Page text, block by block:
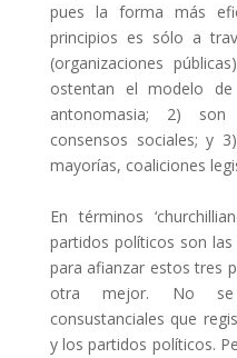
pues la forma más
principios es sólo a
(organizaciones
ostentan el modelo
antonomasia; 2) son
consensos sociales; y
mayorías, coaliciones
En términos
partidos políticos son
para afianzar estos tres
otra mejor. No se
consustanciales que
y los partidos políticos.